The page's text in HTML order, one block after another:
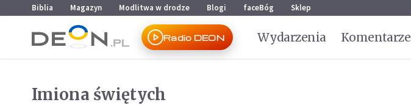
Przejdź do menu głównego
Przejdź do treści
Biblia Magazyn Modlitwa w drodze Blogi faceBóg Sklep
Radio DEON Wydarzenia Komentarze
Imiona świętych